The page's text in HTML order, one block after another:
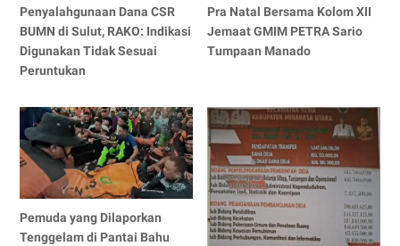
Penyalahgunaan Dana CSR
BUMN di Sulut, RAKO: Indikasi
Digunakan Tidak Sesuai
Peruntukan
Pra Natal Bersama Kolom XII
Jemaat GMIM PETRA Sario
Tumpaan Manado
Pemuda yang Dilaporkan
Tenggelam di Pantai Bahu